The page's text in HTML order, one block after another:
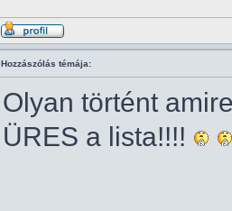
Hozzászólás témája:
Olyan történt
ÜRES a lista!!!!